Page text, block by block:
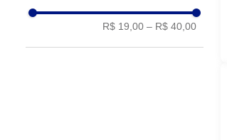
R$ 19,00 – R$ 40,00